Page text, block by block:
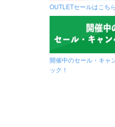
OUTLETセールはこちら
開催中のセール・キャ
ック！